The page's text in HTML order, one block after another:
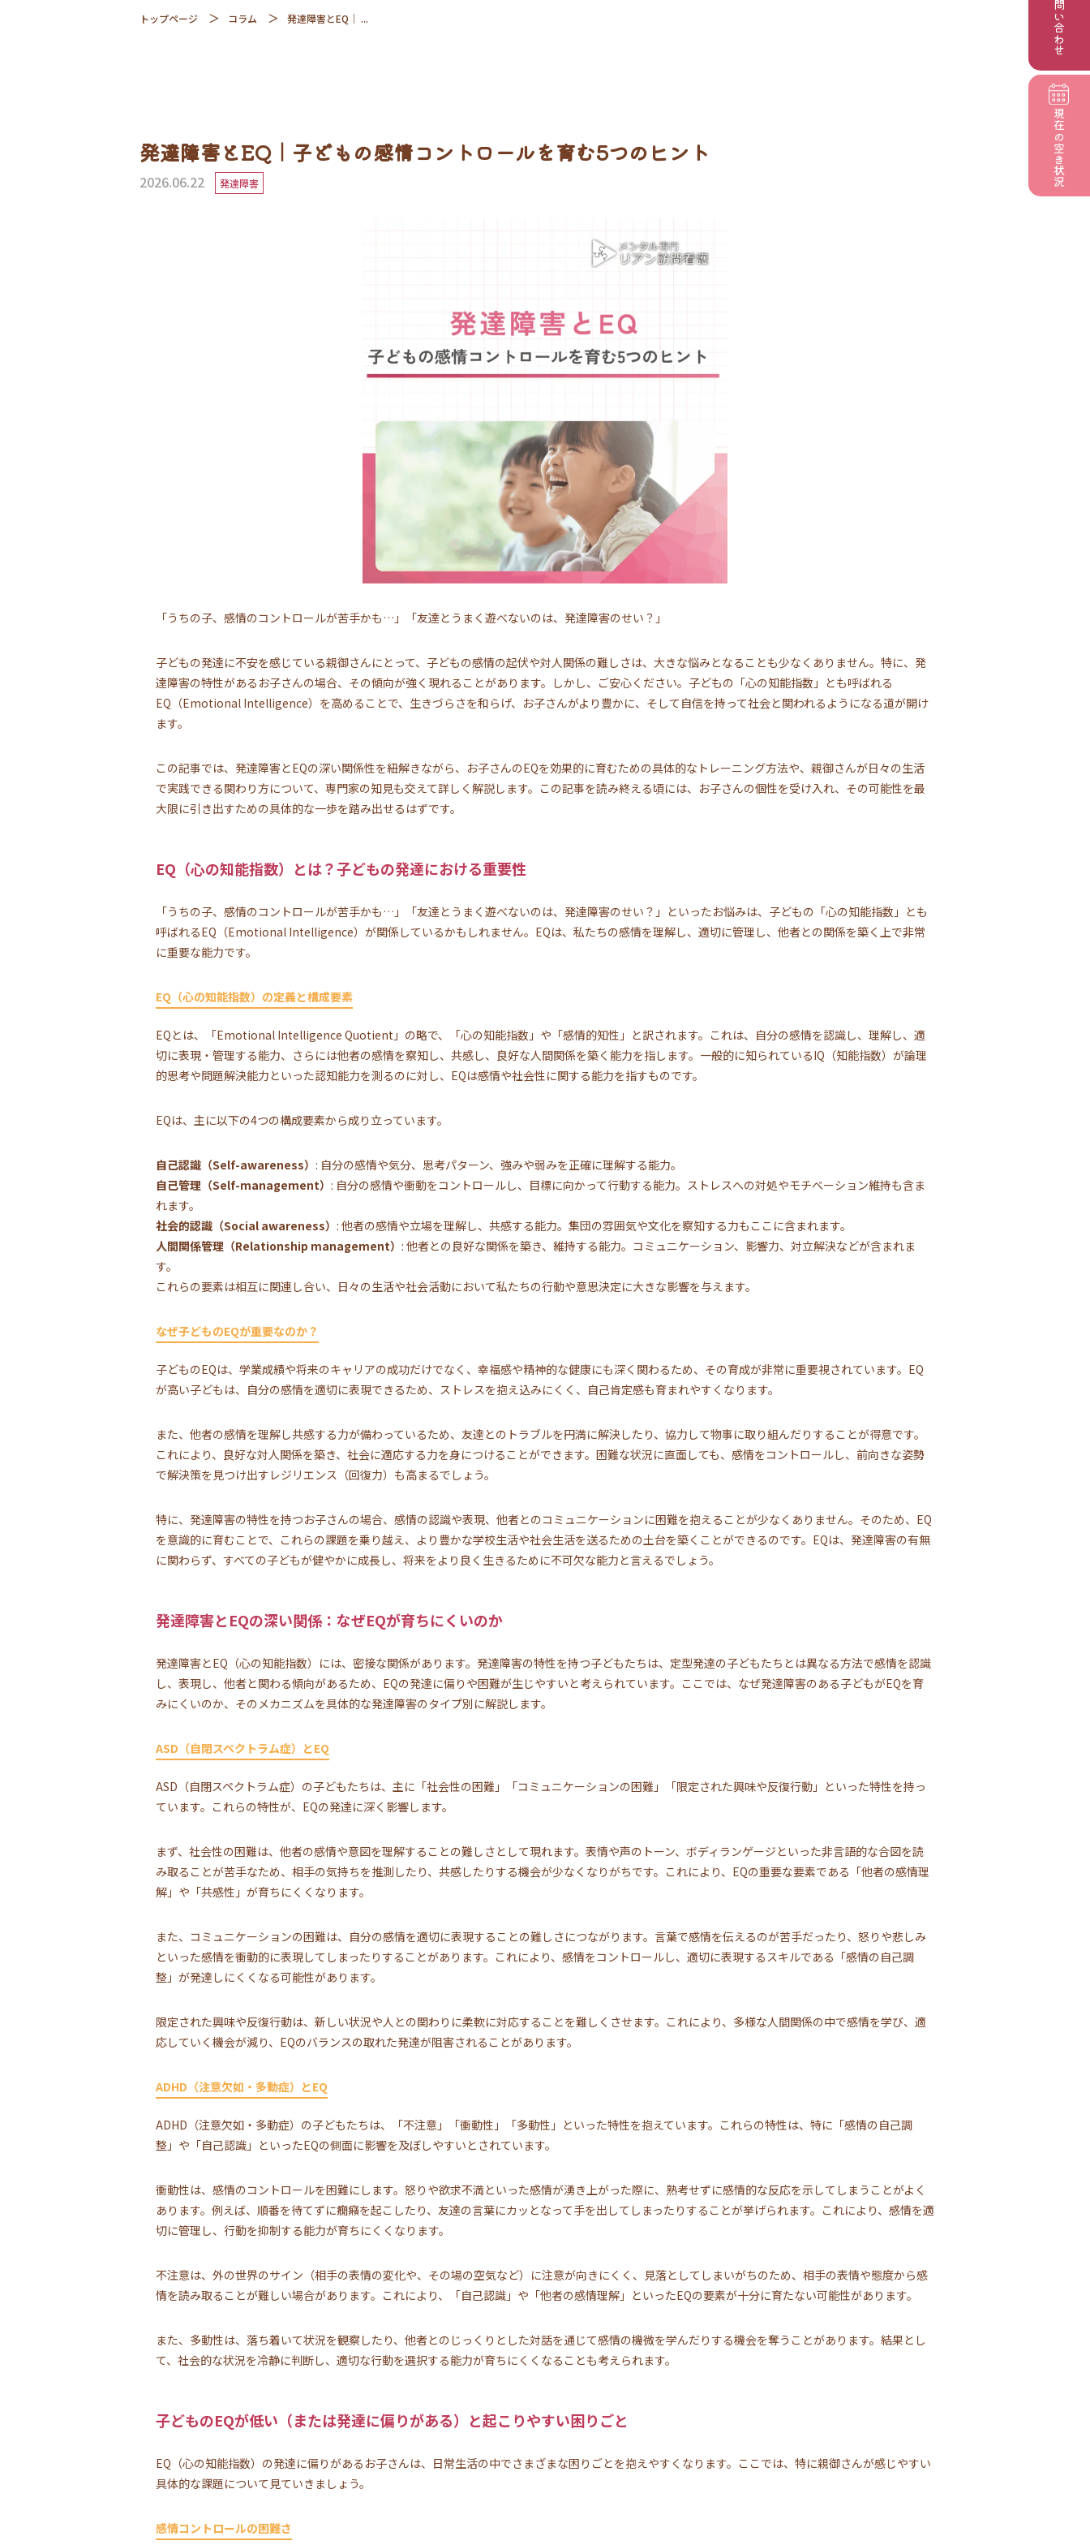
トップページ コラム 発達障害とEQ｜ ...
発達障害とEQ｜子どもの感情コントロールを育む5つのヒント
2026.06.22 発達障害
「うちの子、感情のコントロールが苦手かも…」「友達とうまく遊べないのは、発達障害のせい？」
子どもの発達に不安を感じている親御さんにとって、子どもの感情の起伏や対人関係の難しさは、大きな悩みとなることも少なくありません。特に、発
達障害の特性があるお子さんの場合、その傾向が強く現れることがあります。しかし、ご安心ください。子どもの「心の知能指数」とも呼ばれる
EQ（Emotional Intelligence）を高めることで、生きづらさを和らげ、お子さんがより豊かに、そして自信を持って社会と関われるようになる道が開け
ます。
この記事では、発達障害とEQの深い関係性を紐解きながら、お子さんのEQを効果的に育むための具体的なトレーニング方法や、親御さんが日々の生活
で実践できる関わり方について、専門家の知見も交えて詳しく解説します。この記事を読み終える頃には、お子さんの個性を受け入れ、その可能性を最
大限に引き出すための具体的な一歩を踏み出せるはずです。
EQ（心の知能指数）とは？子どもの発達における重要性
「うちの子、感情のコントロールが苦手かも…」「友達とうまく遊べないのは、発達障害のせい？」といったお悩みは、子どもの「心の知能指数」とも
呼ばれるEQ（Emotional Intelligence）が関係しているかもしれません。EQは、私たちの感情を理解し、適切に管理し、他者との関係を築く上で非常
に重要な能力です。
EQ（心の知能指数）の定義と構成要素
EQとは、「Emotional Intelligence Quotient」の略で、「心の知能指数」や「感情的知性」と訳されます。これは、自分の感情を認識し、理解し、適
切に表現・管理する能力、さらには他者の感情を察知し、共感し、良好な人間関係を築く能力を指します。一般的に知られているIQ（知能指数）が論理
的思考や問題解決能力といった認知能力を測るのに対し、EQは感情や社会性に関する能力を指すものです。
EQは、主に以下の4つの構成要素から成り立っています。
自己認識（Self-awareness） : 自分の感情や気分、思考パターン、強みや弱みを正確に理解する能力。
自己管理（Self-management） : 自分の感情や衝動をコントロールし、目標に向かって行動する能力。ストレスへの対処やモチベーション維持も含ま
れます。
社会的認識（Social awareness） : 他者の感情や立場を理解し、共感する能力。集団の雰囲気や文化を察知する力もここに含まれます。
人間関係管理（Relationship management） : 他者との良好な関係を築き、維持する能力。コミュニケーション、影響力、対立解決などが含まれま
す。
これらの要素は相互に関連し合い、日々の生活や社会活動において私たちの行動や意思決定に大きな影響を与えます。
なぜ子どものEQが重要なのか？
子どものEQは、学業成績や将来のキャリアの成功だけでなく、幸福感や精神的な健康にも深く関わるため、その育成が非常に重要視されています。EQ
が高い子どもは、自分の感情を適切に表現できるため、ストレスを抱え込みにくく、自己肯定感も育まれやすくなります。
また、他者の感情を理解し共感する力が備わっているため、友達とのトラブルを円満に解決したり、協力して物事に取り組んだりすることが得意です。
これにより、良好な対人関係を築き、社会に適応する力を身につけることができます。困難な状況に直面しても、感情をコントロールし、前向きな姿勢
で解決策を見つけ出すレジリエンス（回復力）も高まるでしょう。
特に、発達障害の特性を持つお子さんの場合、感情の認識や表現、他者とのコミュニケーションに困難を抱えることが少なくありません。そのため、EQ
を意識的に育むことで、これらの課題を乗り越え、より豊かな学校生活や社会生活を送るための土台を築くことができるのです。EQは、発達障害の有無
に関わらず、すべての子どもが健やかに成長し、将来をより良く生きるために不可欠な能力と言えるでしょう。
発達障害とEQの深い関係：なぜEQが育ちにくいのか
発達障害とEQ（心の知能指数）には、密接な関係があります。発達障害の特性を持つ子どもたちは、定型発達の子どもたちとは異なる方法で感情を認識
し、表現し、他者と関わる傾向があるため、EQの発達に偏りや困難が生じやすいと考えられています。ここでは、なぜ発達障害のある子どもがEQを育
みにくいのか、そのメカニズムを具体的な発達障害のタイプ別に解説します。
ASD（自閉スペクトラム症）とEQ
ASD（自閉スペクトラム症）の子どもたちは、主に「社会性の困難」「コミュニケーションの困難」「限定された興味や反復行動」といった特性を持っ
ています。これらの特性が、EQの発達に深く影響します。
まず、社会性の困難は、他者の感情や意図を理解することの難しさとして現れます。表情や声のトーン、ボディランゲージといった非言語的な合図を読
み取ることが苦手なため、相手の気持ちを推測したり、共感したりする機会が少なくなりがちです。これにより、EQの重要な要素である「他者の感情理
解」や「共感性」が育ちにくくなります。
また、コミュニケーションの困難は、自分の感情を適切に表現することの難しさにつながります。言葉で感情を伝えるのが苦手だったり、怒りや悲しみ
といった感情を衝動的に表現してしまったりすることがあります。これにより、感情をコントロールし、適切に表現するスキルである「感情の自己調
整」が発達しにくくなる可能性があります。
限定された興味や反復行動は、新しい状況や人との関わりに柔軟に対応することを難しくさせます。これにより、多様な人間関係の中で感情を学び、適
応していく機会が減り、EQのバランスの取れた発達が阻害されることがあります。
ADHD（注意欠如・多動症）とEQ
ADHD（注意欠如・多動症）の子どもたちは、「不注意」「衝動性」「多動性」といった特性を抱えています。これらの特性は、特に「感情の自己調
整」や「自己認識」といったEQの側面に影響を及ぼしやすいとされています。
衝動性は、感情のコントロールを困難にします。怒りや欲求不満といった感情が湧き上がった際に、熟考せずに感情的な反応を示してしまうことがよく
あります。例えば、順番を待てずに癇癪を起こしたり、友達の言葉にカッとなって手を出してしまったりすることが挙げられます。これにより、感情を適
切に管理し、行動を抑制する能力が育ちにくくなります。
不注意は、外の世界のサイン（相手の表情の変化や、その場の空気など）に注意が向きにくく、見落としてしまいがちのため、相手の表情や態度から感
情を読み取ることが難しい場合があります。これにより、「自己認識」や「他者の感情理解」といったEQの要素が十分に育たない可能性があります。
また、多動性は、落ち着いて状況を観察したり、他者とのじっくりとした対話を通じて感情の機微を学んだりする機会を奪うことがあります。結果とし
て、社会的な状況を冷静に判断し、適切な行動を選択する能力が育ちにくくなることも考えられます。
子どものEQが低い（または発達に偏りがある）と起こりやすい困りごと
EQ（心の知能指数）の発達に偏りがあるお子さんは、日常生活の中でさまざまな困りごとを抱えやすくなります。ここでは、特に親御さんが感じやすい
具体的な課題について見ていきましょう。
感情コントロールの困難さ
お問い合わせ
現在の
空き状況